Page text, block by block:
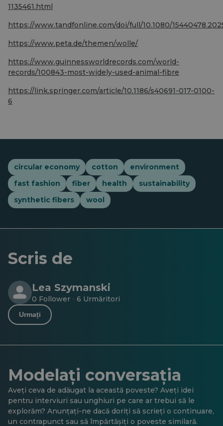
1135461.html
https://www.tandfonline.com/doi/full/10.1080/
https://www.peta.de/themen/wolle/
https://www.guinnessworldrecords.com/world-
records/100843-most-widely-used-animal-fibre
https://link.springer.com/article/10.1186/s40691-017-0100-
6
circular economy cotton
environment
fast fashion
fiber health
sustainability
synthetic fibers
wool
Scris de
Lea Szymanski
0 Follower · 6 Urmăritori
Urmați
Modelați conversația
Aveți ceva de adăugat la această poveste? Aveți idei
pentru interviuri sau unghiuri pe care ar trebui să le
explorăm? Anunțați-ne dacă doriți să scrieți o continuare,
un contrapunct sau să împărtășiți o poveste similară.